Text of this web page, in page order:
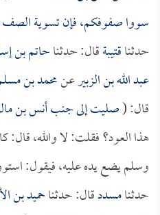
سووا صفوفكم، فإن تسوية الصف
حدثناقتيبةقال: حدثناحاتم بن
عبد الله بن الزبيرعنمحمد بن
قال: (صليت إلى جنبأنس بن
هذا العود؟ فقلت: لا والله، قال:
وسلم يضع يده عليه، فيقول:
حدثنامسددقال: حدثناحميد بن